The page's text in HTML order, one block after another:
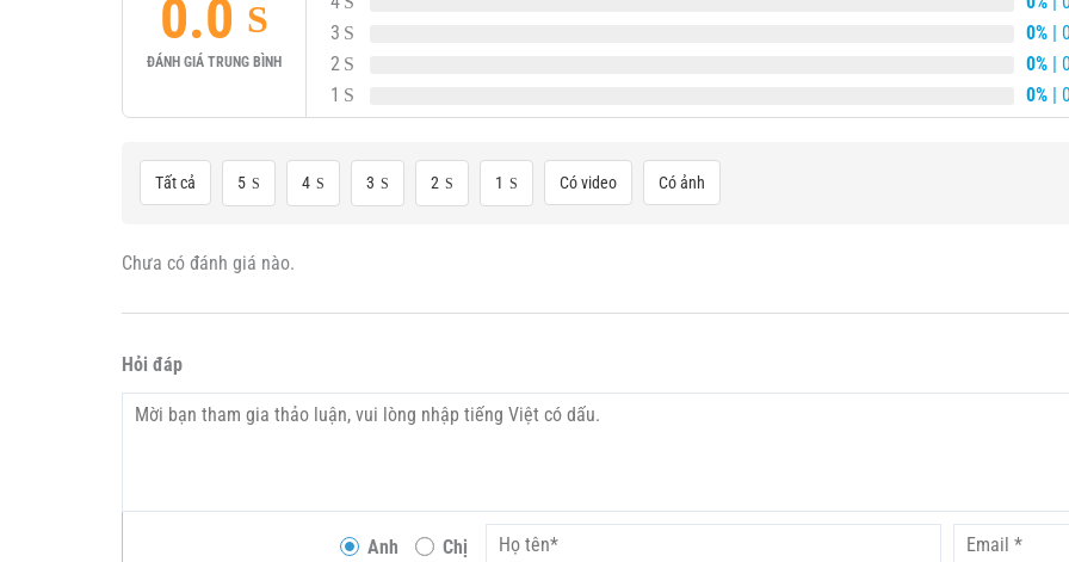
0.0
ĐÁNH GIÁ TRUNG BÌNH
3
0% |
2
0% |
1
0% |
Tất cả 5 4 3 2 1 Có video Có ảnh
Chưa có đánh giá nào.
Hỏi đáp
Anh Chị